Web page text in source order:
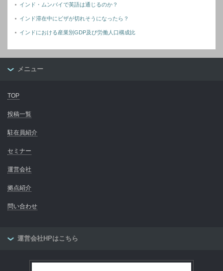
インド・ムンバイで英語は通じるのか？
インド滞在中にビザが切れそうになったら？
インドにおける産業別GDP及び労働人口構成比
メニュー
TOP
投稿一覧
駐在員紹介
セミナー
運営会社
拠点紹介
問い合わせ
運営会社HPはこちら